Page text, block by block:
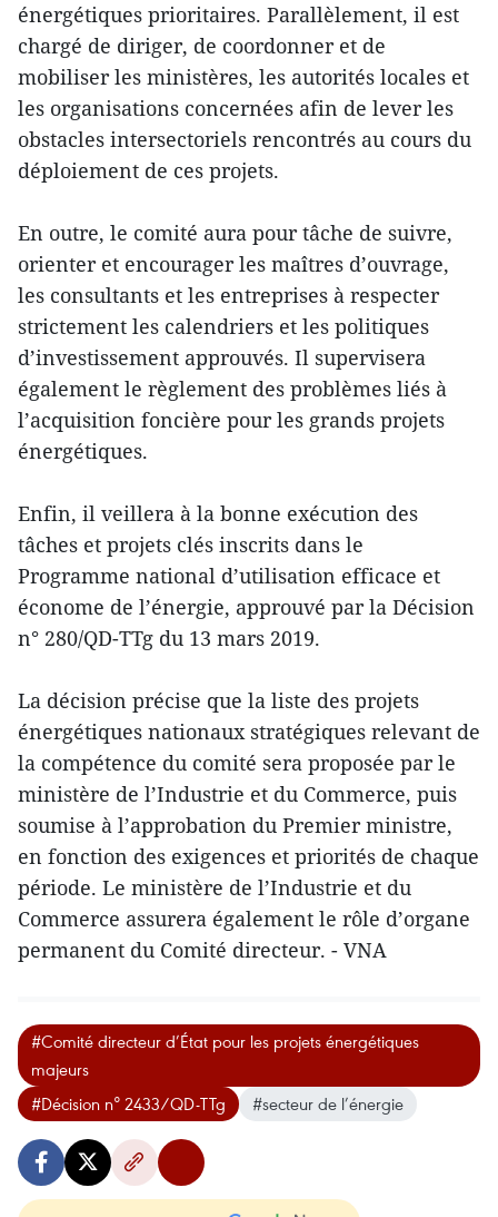
énergétiques prioritaires. Parallèlement, il est
chargé de diriger, de coordonner et de
mobiliser les ministères, les autorités locales et
les organisations concernées afin de lever les
obstacles intersectoriels rencontrés au cours du
déploiement de ces projets.
En outre, le comité aura pour tâche de suivre,
orienter et encourager les maîtres d’ouvrage,
les consultants et les entreprises à respecter
strictement les calendriers et les politiques
d’investissement approuvés. Il supervisera
également le règlement des problèmes liés à
l’acquisition foncière pour les grands projets
énergétiques.
Enfin, il veillera à la bonne exécution des
tâches et projets clés inscrits dans le
Programme national d’utilisation efficace et
économe de l’énergie, approuvé par la Décision
n° 280/QD-TTg du 13 mars 2019.
La décision précise que la liste des projets
énergétiques nationaux stratégiques relevant de
la compétence du comité sera proposée par le
ministère de l’Industrie et du Commerce, puis
soumise à l’approbation du Premier ministre,
en fonction des exigences et priorités de chaque
période. Le ministère de l’Industrie et du
Commerce assurera également le rôle d’organe
permanent du Comité directeur. - VNA
#Comité directeur d’État pour les projets énergétiques
majeurs
#Décision n° 2433/QD-TTg
#secteur de l’énergie